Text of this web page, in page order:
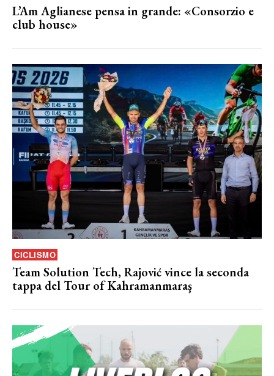
L’Am Aglianese pensa in grande: «Consorzio e
club house»
CICLISMO
Team Solution Tech, Rajović vince la seconda
tappa del Tour of Kahramanmaraş